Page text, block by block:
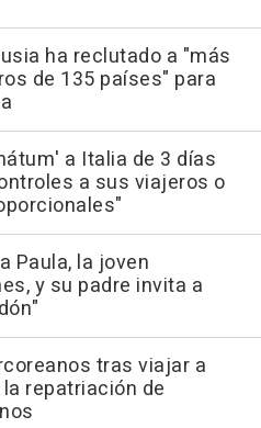
ha reclutado a "más
de 135 países" para
a Italia de 3 días
a sus viajeros o
Paula, la joven
y su padre invita a
tras viajar a
repatriación de